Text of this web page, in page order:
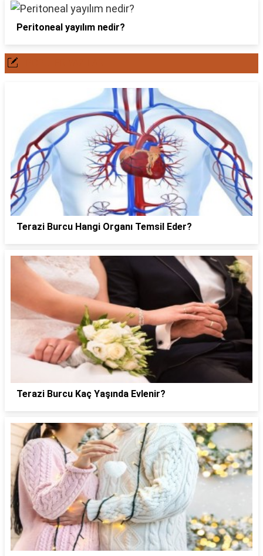
Peritoneal yayılım nedir?
Terazi Burcu Hangi Organı Temsil Eder?
Terazi Burcu Kaç Yaşında Evlenir?